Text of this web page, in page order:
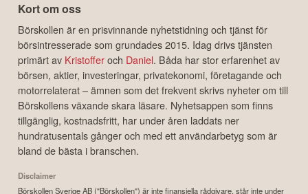
Kort om oss
Börskollen är en prisvinnande nyhetstidning och tjänst för
börsintresserade som grundades 2015. Idag drivs tjänsten
primärt av Kristofferoch Daniel. Båda har stor erfarenhet av
börsen, aktier, investeringar, privatekonomi, företagande och
motorrelaterat – ämnen som det frekvent skrivs nyheter om till
Börskollens växande skara läsare. Nyhetsappen som finns
tillgänglig, kostnadsfritt, har under åren laddats ner
hundratusentals gånger och med ett användarbetyg som är
bland de bästa i branschen.
Disclaimer
Börskollen Sverige AB ("Börskollen") är inte finansiella rådgivare, står inte under